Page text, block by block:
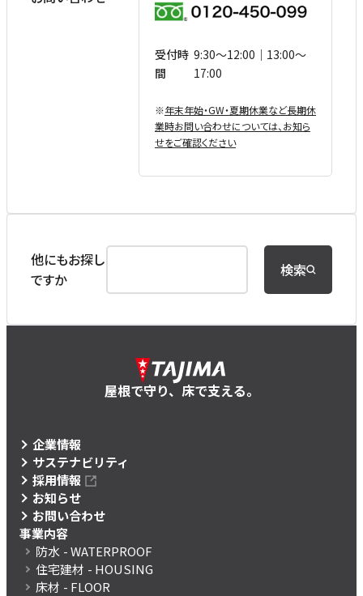
受付時
間
9:30〜12:00｜13:00〜
17:00
※年末年始・GW・夏期休業など⻑期休
業時お問い合わせについては、お知ら
せをご確認ください
他にもお探し
ですか
検索
屋根で守り、床で支える。
企業情報
サステナビリティ
採用情報
お知らせ
お問い合わせ
事業内容
防水 - WATERPROOF
住宅建材 - HOUSING
床材 - FLOOR